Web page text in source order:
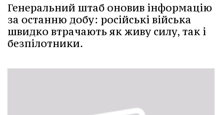
Генеральний штаб оновив інформацію
за останню добу: російські війська
швидко втрачають як живу силу, так і
безпілотники.